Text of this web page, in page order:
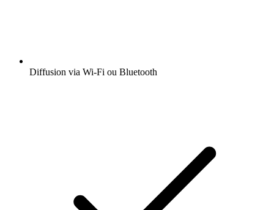
Diffusion via Wi-Fi ou Bluetooth